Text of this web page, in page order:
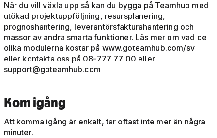
När du vill växla upp så kan du bygga på Teamhub med
utökad projektuppföljning, resursplanering,
prognoshantering, leverantörsfakturahantering och
massor av andra smarta funktioner. Läs mer om vad de
olika modulerna kostar på www.goteamhub.com/sv
eller kontakta oss på 08-777 77 00 eller
support@goteamhub.com
Kom igång
Att komma igång är enkelt, tar oftast inte mer än några
minuter.